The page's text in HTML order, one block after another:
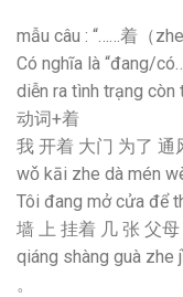
mẫu câu : “……着（
Có nghĩa là “đang/
diễn ra tình trạng còn
动词+着
我 开着 大门 为了 通
wǒ kāi zhe dà mén
Tôi đang mở cửa để
墙 上 挂着 几 张 父母
qiáng shàng guà zhe
。